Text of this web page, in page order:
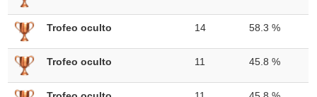
Trofeo oculto 14 58.3 %
Trofeo oculto 11 45.8 %